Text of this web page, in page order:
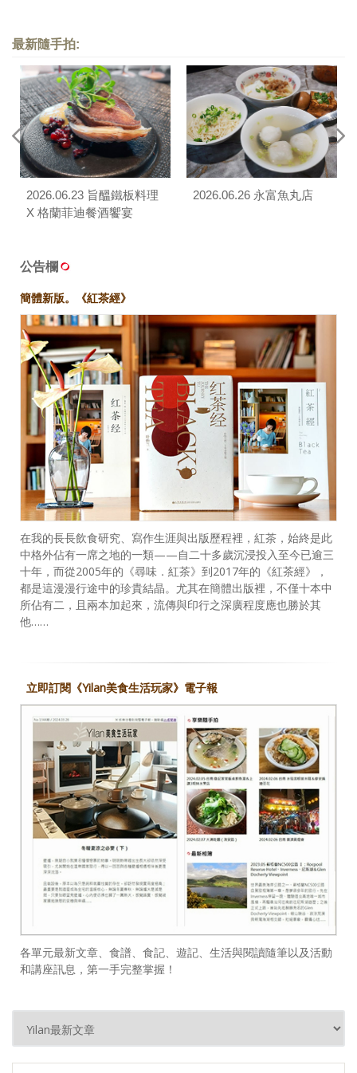
最新隨手拍:
2026.06.23 旨醞鐵板料理
X 格蘭菲迪餐酒饗宴
2026.06.26 永富魚丸店
公告欄
簡體新版。《紅茶經》
在我的長長飲食研究、寫作生涯與出版歷程裡，紅茶，始終是此
中格外佔有一席之地的一類——自二十多歲沉浸投入至今已逾三
十年，而從2005年的《尋味．紅茶》到2017年的《紅茶經》，
都是這漫漫行途中的珍貴結晶。尤其在簡體出版裡，不僅十本中
所佔有二，且兩本加起來，流傳與印行之深廣程度應也勝於其
他……
立即訂閱《Yilan美食生活玩家》電子報
各單元最新文章、食譜、食記、遊記、生活與閱讀隨筆以及活動
和講座訊息，第一手完整掌握！